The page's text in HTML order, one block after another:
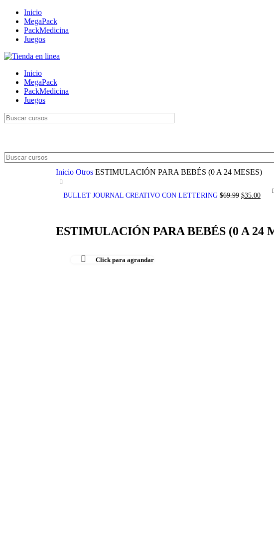
Inicio
MegaPack
PackMedicina
Juegos
Inicio
MegaPack
PackMedicina
Juegos
Inicio Otros ESTIMULACIÓN PARA BEBÉS (0 A 24 MESES)
BULLET JOURNAL CREATIVO CON LETTERING $69.99 $35.00
ESTIMULACIÓN PARA BEBÉS (0 A 24
Click para agrandar